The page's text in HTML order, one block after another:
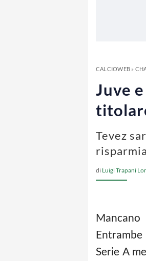
CALCIOWEB»
Juve
Tevez
di Luigi Trapani
Serie A